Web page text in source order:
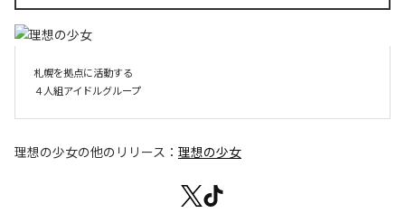
札幌を拠点に活動する
４人組アイドルグループ
理想の少女の他のリリース： 理想の少女